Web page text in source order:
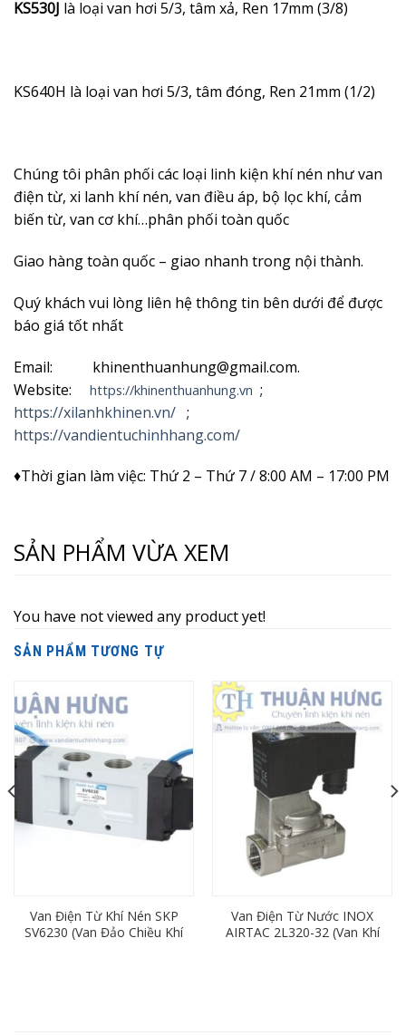
KS530J là loại van hơi 5/3, tâm xả, Ren 17mm (3/8)
KS640H là loại van hơi 5/3, tâm đóng, Ren 21mm (1/2)
Chúng tôi phân phối các loại linh kiện khí nén như van
điện từ, xi lanh khí nén, van điều áp, bộ lọc khí, cảm
biến từ, van cơ khí…phân phối toàn quốc
Giao hàng toàn quốc – giao nhanh trong nội thành.
Quý khách vui lòng liên hệ thông tin bên dưới để được
báo giá tốt nhất
Email: khinenthuanhung@gmail.com.
Website: https://khinenthuanhung.vn ;
https://xilanhkhinen.vn/ ;
https://vandientuchinhhang.com/
♦Thời gian làm việc: Thứ 2 – Thứ 7 / 8:00 AM – 17:00 PM
SẢN PHẨM VỪA XEM
You have not viewed any product yet!
SẢN PHẨM TƯƠNG TỰ
Van Điện Từ Khí Nén SKP
SV6230 (Van Đảo Chiều Khí
Van Điện Từ Nước INOX
AIRTAC 2L320-32 (Van Khí